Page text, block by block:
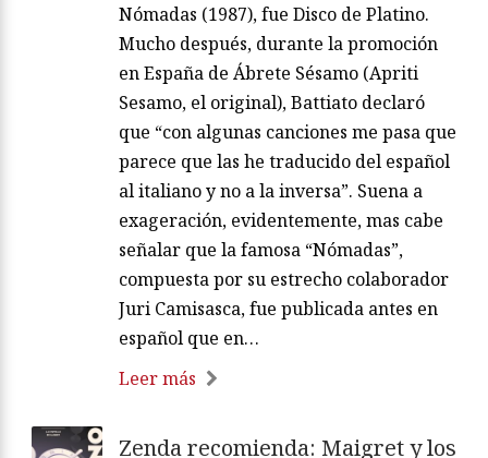
Nómadas (1987), fue Disco de Platino.
Mucho después, durante la promoción
en España de Ábrete Sésamo (Apriti
Sesamo, el original), Battiato declaró
que “con algunas canciones me pasa que
parece que las he traducido del español
al italiano y no a la inversa”. Suena a
exageración, evidentemente, mas cabe
señalar que la famosa “Nómadas”,
compuesta por su estrecho colaborador
Juri Camisasca, fue publicada antes en
español que en…
Leer más
Zenda recomienda: Maigret y los